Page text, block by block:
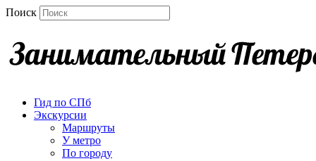
Поиск
Гид по СПб
Экскурсии
Маршруты
У метро
По городу